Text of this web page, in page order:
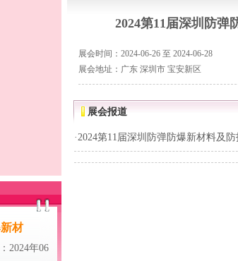
材
2024年06
2024第11届深圳防弹
展会时间：2024-06-26 至 2024-06-28
展会地址：广东 深圳市 宝安新区
展会报道
·2024第11届深圳防弹防爆新材料及